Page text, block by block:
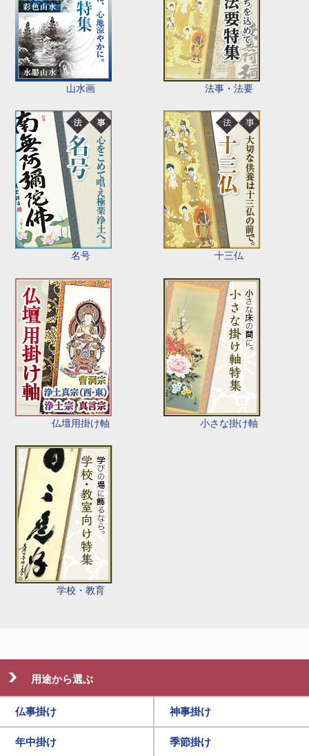
山水画 法事・法要
名号 十三仏
仏壇用掛け軸 小さな掛け軸
学校・教育
用途から選ぶ
仏事掛け 神事掛け
年中掛け 季節掛け